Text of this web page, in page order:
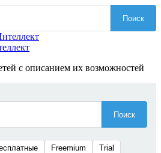
Поиск
с описанием их возможностей
Поиск
Freemium
Trial